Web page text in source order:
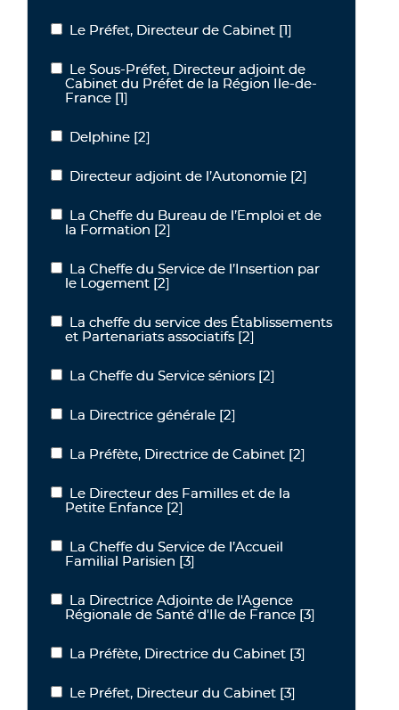
Le Préfet, Directeur de Cabinet
Le Préfet, Directeur de Cabinet [1]
Le Sous-Préfet, Directeur adjoint de Cabinet du Préfet de la
Le Sous-Préfet, Directeur adjoint de
Cabinet du Préfet de la Région Ile-de-
France [1]
Delphine
Delphine [2]
Directeur adjoint de l’Autonomie
Directeur adjoint de l’Autonomie [2]
La Cheffe du Bureau de l’Emploi et de la Formation
La Cheffe du Bureau de l’Emploi et de
la Formation [2]
La Cheffe du Service de l’Insertion par le Logement
La Cheffe du Service de l’Insertion par
le Logement [2]
La cheffe du service des Établissements et Partenariats associatifs
La cheffe du service des Établissements
et Partenariats associatifs [2]
La Cheffe du Service séniors
La Cheffe du Service séniors [2]
La Directrice générale
La Directrice générale [2]
La Préfète, Directrice de Cabinet
La Préfète, Directrice de Cabinet [2]
Le Directeur des Familles et de la Petite Enfance
Le Directeur des Familles et de la
Petite Enfance [2]
La Cheffe du Service de l’Accueil Familial Parisien
La Cheffe du Service de l’Accueil
Familial Parisien [3]
La Directrice Adjointe de l'Agence Régionale de Santé d'Ile de
La Directrice Adjointe de l'Agence
Régionale de Santé d'Ile de France [3]
La Préfète, Directrice du Cabinet
La Préfète, Directrice du Cabinet [3]
Le Préfet, Directeur du Cabinet
Le Préfet, Directeur du Cabinet [3]